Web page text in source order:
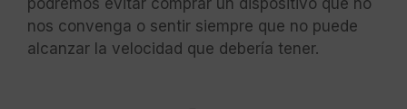
podremos evitar comprar un dispositivo que no
nos convenga o sentir siempre que no puede
alcanzar la velocidad que debería tener.